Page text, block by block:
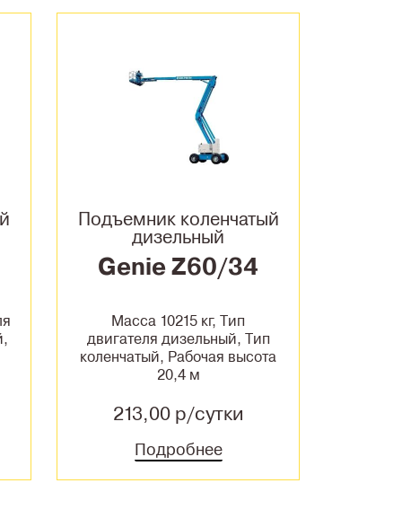
Подъемник коленчатый
дизельный
Genie Z60/34
Масса 10215 кг, Тип
двигателя дизельный, Тип
коленчатый, Рабочая высота
20,4 м
Подробнее
213,00 р/сутки